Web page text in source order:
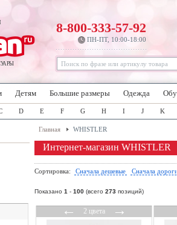
8-800-333-57-92
ПН-ПТ, 10:00-18:00
Детям Большие размеры Одежда
D E F G H I J K
Главная WHISTLER
Интернет-магазин WHISTLER
Сортировка: Сначала дешевые Сначала
Показано 1 - 100 (всего 273 позиций)
←2 цвета→